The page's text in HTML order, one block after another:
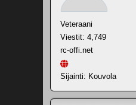
Veteraani
Viestit: 4,749
rc-offi.net
Sijainti: Kouvola